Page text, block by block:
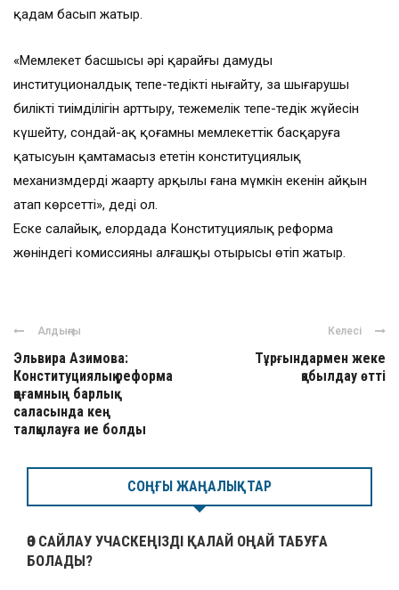
қадам басып жатыр.
«Мемлекет басшысы әрі қарайғы дамудың
институционалдық тепе-теңдікті нығайту, заң шығарушы
биліктің тиімділігін арттыру, тежемелік тепе-теңдік жүйесін
күшейту, сондай-ақ қоғамның мемлекеттік басқаруға
қатысуын қамтамасыз ететін конституциялық
механизмдерді жаңарту арқылы ғана мүмкін екенін айқын
атап көрсетті», деді ол.
Еске салайық, елордада Конституциялық реформа
жөніндегі комиссияның алғашқы отырысы өтіп жатыр.
Алдыңғы
Эльвира Азимова:
Конституциялық реформа
қоғамның барлық
саласында кең
талқылауға ие болды
Келесі
Тұрғындармен жеке
қабылдау өтті
СОҢҒЫ ЖАҢАЛЫҚТАР
ӨЗ САЙЛАУ УЧАСКЕҢІЗДІ ҚАЛАЙ ОҢАЙ ТАБУҒА
БОЛАДЫ?